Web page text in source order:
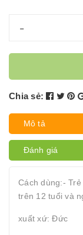
-
Chia sẻ:
Mô tả
Đánh giá
Cách dùng:-
trên 12 tuổi và
xuất xứ: Đức